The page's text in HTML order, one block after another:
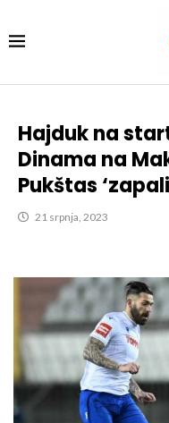
Hajduk na
Dinama na
Pukštas
21 srpnja, 2023